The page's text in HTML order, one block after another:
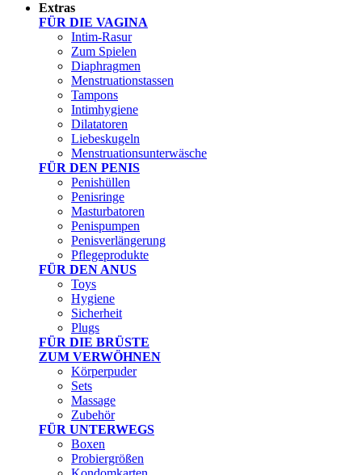
Extras
FÜR DIE VAGINA
Intim-Rasur
Zum Spielen
Diaphragmen
Menstruationstassen
Tampons
Intimhygiene
Dilatatoren
Liebeskugeln
Menstruationsunterwäsche
FÜR DEN PENIS
Penishüllen
Penisringe
Masturbatoren
Penispumpen
Penisverlängerung
Pflegeprodukte
FÜR DEN ANUS
Toys
Hygiene
Sicherheit
Plugs
FÜR DIE BRÜSTE
ZUM VERWÖHNEN
Körperpuder
Sets
Massage
Zubehör
FÜR UNTERWEGS
Boxen
Probiergrößen